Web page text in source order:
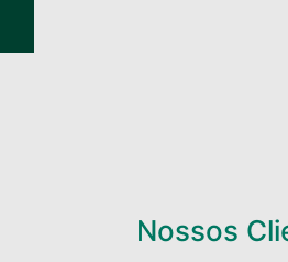
Nossos